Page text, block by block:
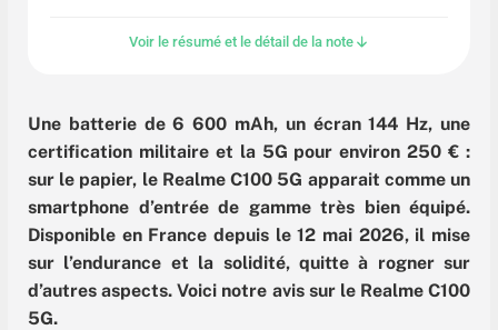
Voir le résumé et le détail de la note
Une batterie de 6 600 mAh, un écran 144 Hz, une
certification militaire et la 5G pour environ 250 € :
sur le papier, le Realme C100 5G apparait comme un
smartphone d’entrée de gamme très bien équipé.
Disponible en France depuis le 12 mai 2026, il mise
sur l’endurance et la solidité, quitte à rogner sur
d’autres aspects. Voici notre avis sur le Realme C100
5G.